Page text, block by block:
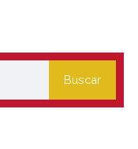
Buscar